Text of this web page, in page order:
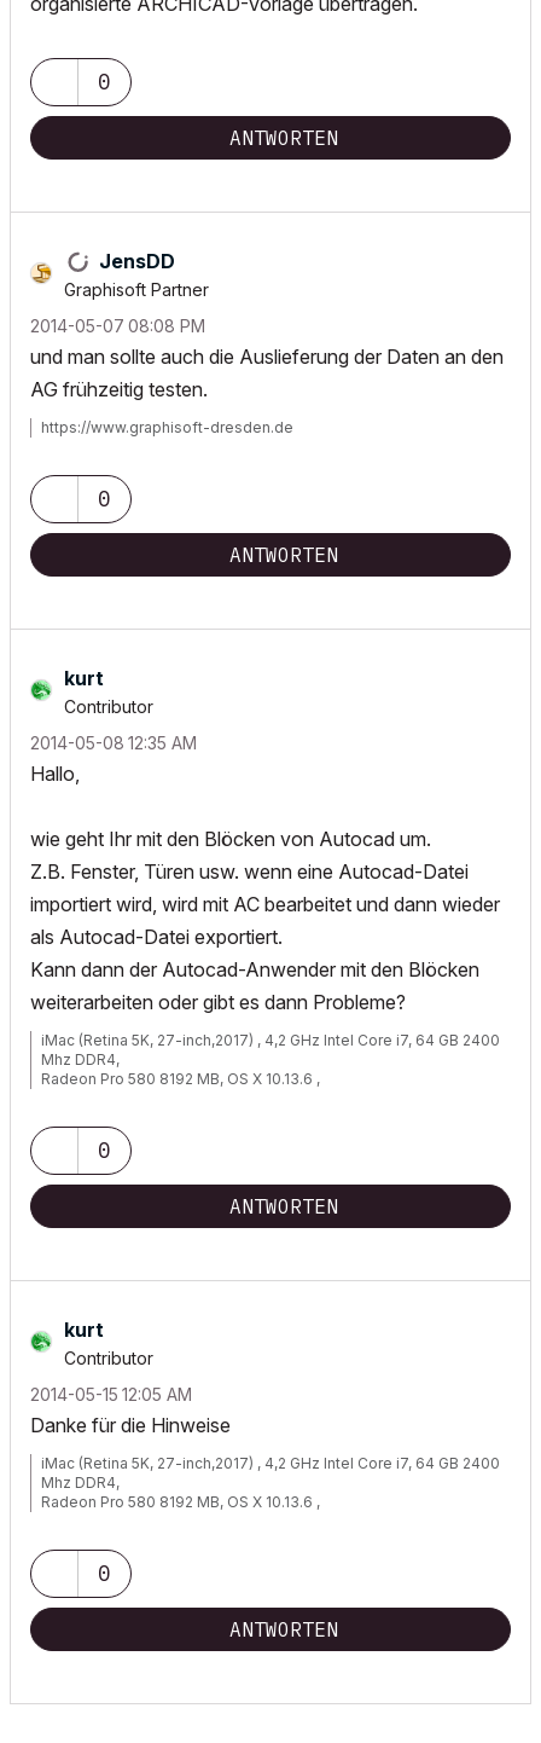
0
ANTWORTEN
JensDD
Graphisoft Partner
‎2014-05-07 08:08 PM
und man sollte auch die Auslieferung der Daten an den
AG frühzeitig testen.
https://www.graphisoft-dresden.de
0
ANTWORTEN
kurt
Contributor
‎2014-05-08 12:35 AM
Hallo,
wie geht Ihr mit den Blöcken von Autocad um.
Z.B. Fenster, Türen usw. wenn eine Autocad-Datei
importiert wird, wird mit AC bearbeitet und dann wieder
als Autocad-Datei exportiert.
Kann dann der Autocad-Anwender mit den Blöcken
weiterarbeiten oder gibt es dann Probleme?
iMac (Retina 5K, 27-inch,2017) , 4,2 GHz Intel Core i7, 64 GB 2400
Mhz DDR4,
Radeon Pro 580 8192 MB, OS X 10.13.6 ,
0
ANTWORTEN
kurt
Contributor
‎2014-05-15 12:05 AM
Danke für die Hinweise
iMac (Retina 5K, 27-inch,2017) , 4,2 GHz Intel Core i7, 64 GB 2400
Mhz DDR4,
Radeon Pro 580 8192 MB, OS X 10.13.6 ,
0
ANTWORTEN